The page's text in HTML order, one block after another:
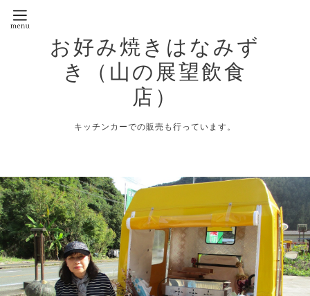
お好み焼きはなみず
き（山の展望飲食
店）
キッチンカーでの販売も行っています。